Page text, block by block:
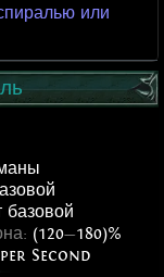
или
базовой
(120—180)%
Second